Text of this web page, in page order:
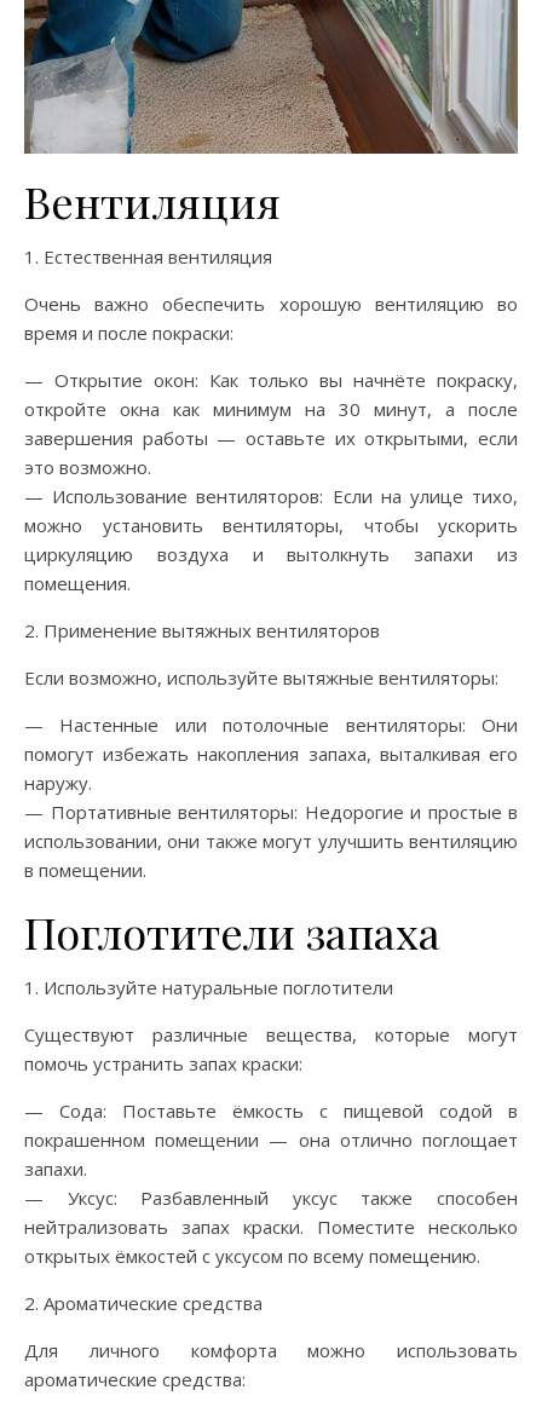
Вентиляция
1. Естественная вентиляция
Очень важно обеспечить хорошую вентиляцию во
время и после покраски:
— Открытие окон: Как только вы начнёте покраску,
откройте окна как минимум на 30 минут, а после
завершения работы — оставьте их открытыми, если
это возможно.
— Использование вентиляторов: Если на улице тихо,
можно установить вентиляторы, чтобы ускорить
циркуляцию воздуха и вытолкнуть запахи из
помещения.
2. Применение вытяжных вентиляторов
Если возможно, используйте вытяжные вентиляторы:
— Настенные или потолочные вентиляторы: Они
помогут избежать накопления запаха, выталкивая его
наружу.
— Портативные вентиляторы: Недорогие и простые в
использовании, они также могут улучшить вентиляцию
в помещении.
Поглотители запаха
1. Используйте натуральные поглотители
Существуют различные вещества, которые могут
помочь устранить запах краски:
— Сода: Поставьте ёмкость с пищевой содой в
покрашенном помещении — она отлично поглощает
запахи.
— Уксус: Разбавленный уксус также способен
нейтрализовать запах краски. Поместите несколько
открытых ёмкостей с уксусом по всему помещению.
2. Ароматические средства
Для личного комфорта можно использовать
ароматические средства: